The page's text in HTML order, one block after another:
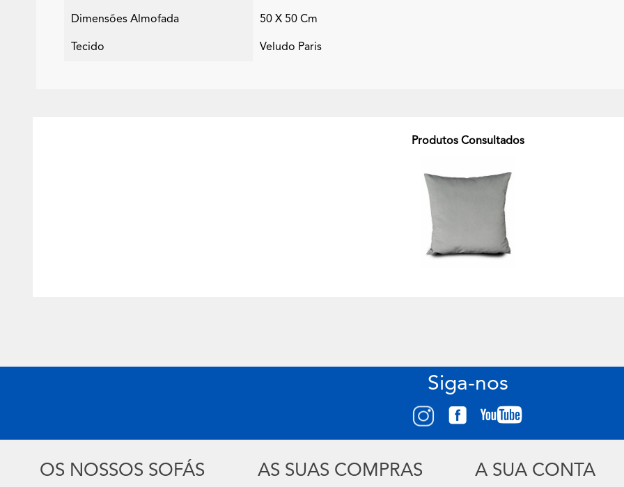
Dimensões Almofada 50 X 50 Cm
Tecido Veludo Paris
Produtos Consultados
Siga-nos
OS NOSSOS SOFÁS AS SUAS COMPRAS A SUA CONTA